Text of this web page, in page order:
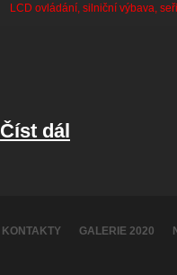
LCD ovládání, silniční výbava,
Číst dál
KONTAKTY GALERIE 2020